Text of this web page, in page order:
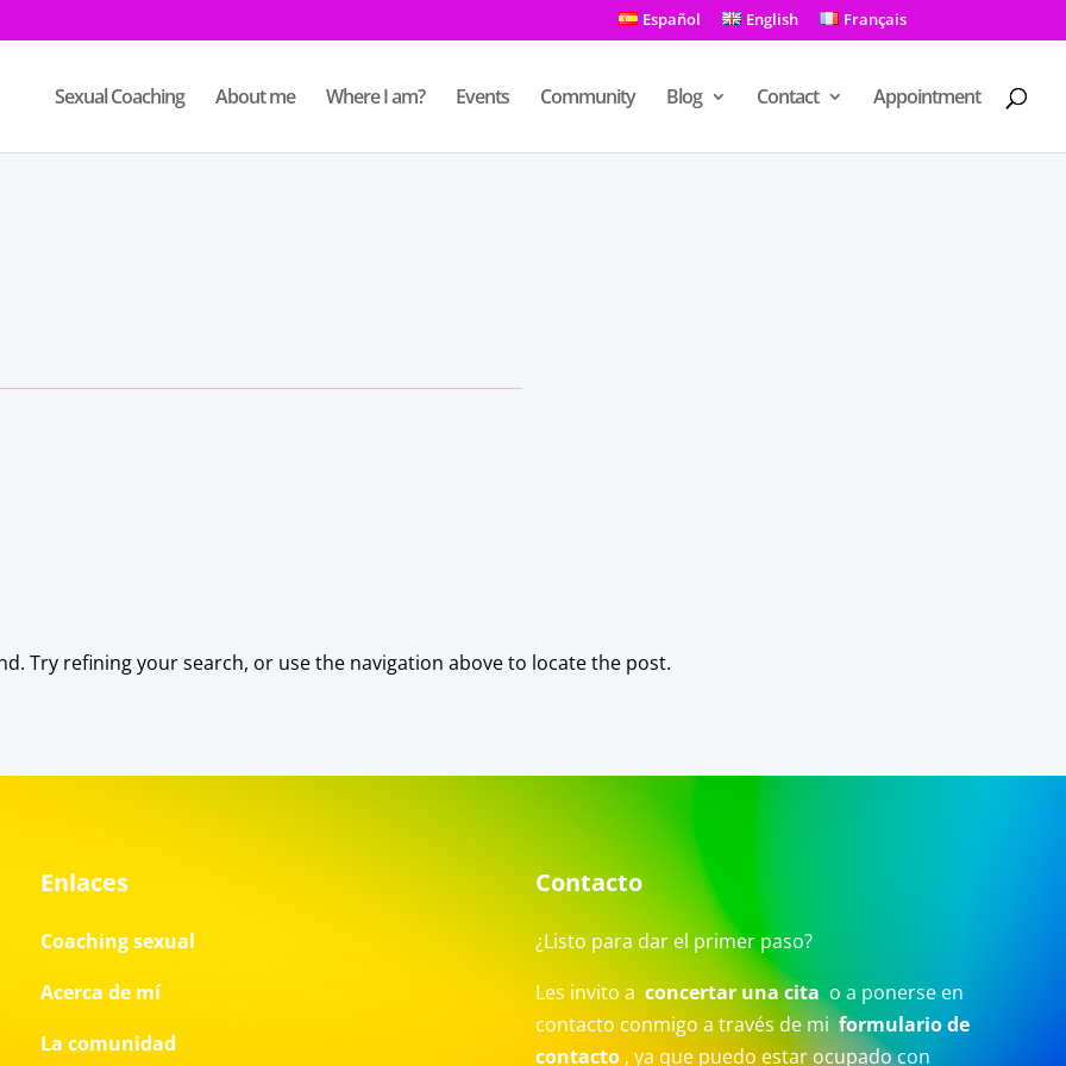
Español English Français
Sexual Coaching About me Where I am? Events Community Blog Contact Appointment
Try refining your search, or use the navigation above to locate the post.
Enlaces
Coaching sexual
Acerca de mí
La comunidad
Contacto
¿Listo para dar el primer paso?
Les invito a concertar una citao a ponerse en
contacto conmigo a través de miformulario de
contacto, ya que puedo estar ocupado con